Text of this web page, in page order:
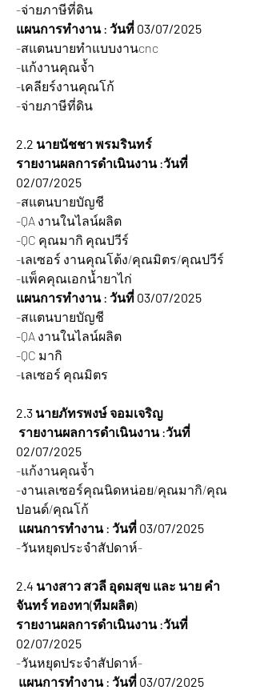
-จ่ายภาษีที่ดิน
แผนการทำงาน : วันที่ 03/07/2025
-สแตนบายทำแบบงานcnc
-แก้งานคุณจ้ำ
-เคลียร์งานคุณโก้
-จ่ายภาษีที่ดิน
2.2 นายนัชชา พรมรินทร์
รายงานผลการดำเนินงาน :วันที่
02/07/2025
-สแตนบายบัญชี
-QA งานในไลน์ผลิต
-QC คุณมากิ คุณปวีร์
-เลเซอร์ งานคุณโต้ง/คุณมิตร/คุณปวีร์
-แพ็คคุณเอกน้ำยาไก่
แผนการทำงาน : วันที่ 03/07/2025
-สแตนบายบัญชี
-QA งานในไลน์ผลิต
-QC มากิ
-เลเซอร์ คุณมิตร
2.3 นายภัทรพงษ์ จอมเจริญ
รายงานผลการดำเนินงาน :วันที่
02/07/2025
-แก้งานคุณจ้ำ
-งานเลเซอร์คุณนิดหน่อย/คุณมากิ/คุณ
ปอนด์/คุณโก้
แผนการทำงาน : วันที่ 03/07/2025
-วันหยุดประจำสัปดาห์-
2.4 นางสาว สวลี อุดมสุข และ นาย คำ
จันทร์ ทองทา(ทีมผลิต)
รายงานผลการดำเนินงาน :วันที่
02/07/2025
-วันหยุดประจำสัปดาห์-
แผนการทำงาน : วันที่ 03/07/2025